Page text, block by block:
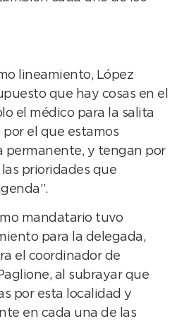
lineamiento, López
que hay cosas en el
el médico para la salita
el que estamos
permanente, y tengan por
prioridades que
mandatario tuvo
para la delegada,
el coordinador de
al subrayar que
por esta localidad y
en cada una de las